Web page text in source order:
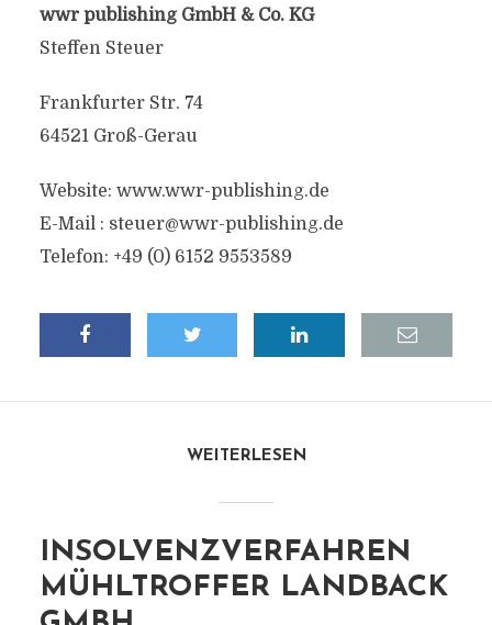
wwr publishing GmbH & Co. KG
Steffen Steuer
Frankfurter Str. 74
64521 Groß-Gerau
Website: www.wwr-publishing.de
E-Mail : steuer@wwr-publishing.de
Telefon: +49 (0) 6152 9553589
WEITERLESEN
INSOLVENZVERFAHREN
MÜHLTROFFER LANDBACK